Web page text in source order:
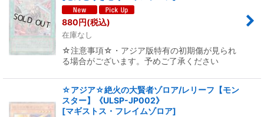
880円(税込)
在庫なし
☆注意事項☆・アジア版特有の初期傷が見られ
る場合がございます。予めご了承ください
☆アジア☆絶火の大賢者ゾロア/レリーフ【モン
スター】《ULSP-JP002》
[マギストス・フレイムゾロア]